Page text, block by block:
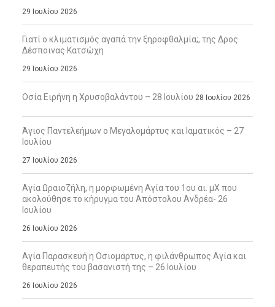
29 Ιουλίου 2026
Γιατί ο κλιματισμός αγαπά την ξηροφθαλμία;, της Δρος
Δέσποινας Κατσώχη
29 Ιουλίου 2026
Οσία Ειρήνη η Χρυσοβαλάντου – 28 Ιουλίου 28 Ιουλίου 2026
Άγιος Παντελεήμων ο Μεγαλομάρτυς και Ιαματικός – 27
Ιουλίου
27 Ιουλίου 2026
Αγία Ωραιοζήλη, η μορφωμένη Αγία του 1ου αι. μΧ που
ακολούθησε το κήρυγμα του Απόστολου Ανδρέα- 26
Ιουλίου
26 Ιουλίου 2026
Αγία Παρασκευή η Οσιομάρτυς, η φιλάνθρωπος Αγία και
θεραπευτής του βασανιστή της – 26 Ιουλίου
26 Ιουλίου 2026